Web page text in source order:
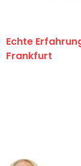
Echte
Frankfurt